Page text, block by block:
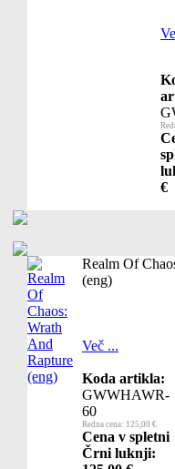
€
Realm Of
(eng)
Več ...
Koda artikla:
GWWHAWR-
60
Redna cena: 125,00 €
Cena v spletni
Črni luknji: